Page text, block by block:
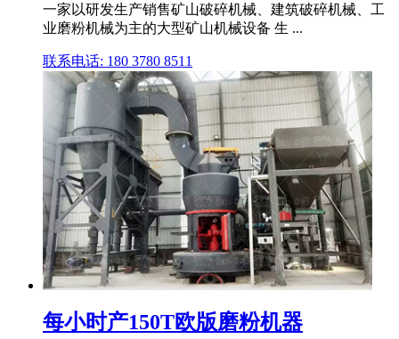
一家以研发生产销售矿山破碎机械、建筑破碎机械、工
业磨粉机械为主的大型矿山机械设备 生 ...
联系电话: 180 3780 8511
每小时产150T欧版磨粉机器